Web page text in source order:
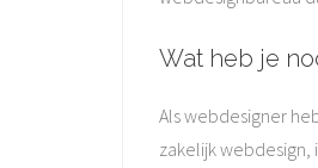
Wat heb je
Als webdesigner
zakelijk webdesign,